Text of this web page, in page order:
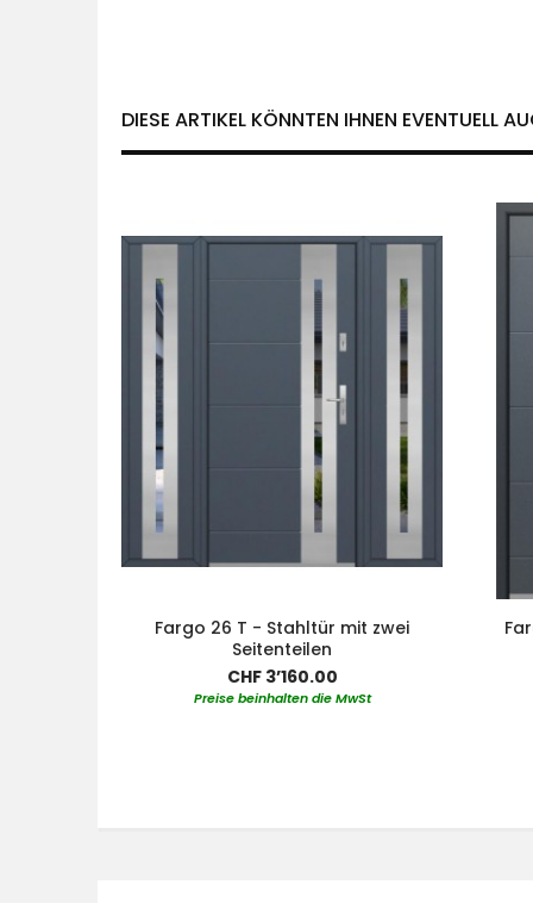
DIESE ARTIKEL KÖNNTEN IHNEN EVENTUELL
Fargo 26 T - Stahltür mit zwei
Seitenteilen
CHF 3’160.00
Preise beinhalten die MwSt